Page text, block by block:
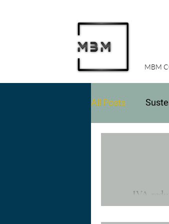
MBM
All Posts
IVA